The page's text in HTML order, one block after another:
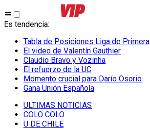
Es tendencia:
Tabla de Posiciones Liga de Primera
El video de Valentín Gauthier
Claudio Bravo y Vozinha
El refuerzo de la UC
Momento crucial para Darío Osorio
Gana Unión Española
ULTIMAS NOTICIAS
COLO COLO
U DE CHILE